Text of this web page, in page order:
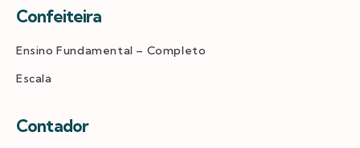
Confeiteira
Ensino Fundamental – Completo
Escala
Contador